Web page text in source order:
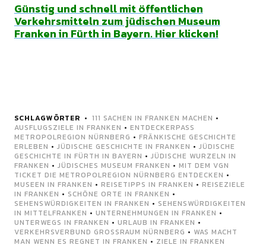
Günstig und schnell mit öffentlichen
Verkehrsmitteln zum jüdischen Museum
Franken in Fürth in Bayern. Hier klicken!
SCHLAGWÖRTER 111 SACHEN IN FRANKEN MACHEN •
AUSFLUGSZIELE IN FRANKEN • ENTDECKERPASS
METROPOLREGION NÜRNBERG • FRÄNKISCHE GESCHICHTE
ERLEBEN • JÜDISCHE GESCHICHTE IN FRANKEN • JÜDISCHE
GESCHICHTE IN FÜRTH IN BAYERN • JÜDISCHE WURZELN IN
FRANKEN • JÜDISCHES MUSEUM FRANKEN • MIT DEM VGN
TICKET DIE METROPOLREGION NÜRNBERG ENTDECKEN •
MUSEEN IN FRANKEN • REISETIPPS IN FRANKEN • REISEZIELE
IN FRANKEN • SCHÖNE ORTE IN FRANKEN •
SEHENSWÜRDIGKEITEN IN FRANKEN • SEHENSWÜRDIGKEITEN
IN MITTELFRANKEN • UNTERNEHMUNGEN IN FRANKEN •
UNTERWEGS IN FRANKEN • URLAUB IN FRANKEN •
VERKEHRSVERBUND GROSSRAUM NÜRNBERG
• WAS MACHT
MAN WENN ES REGNET IN FRANKEN • ZIELE IN FRANKEN